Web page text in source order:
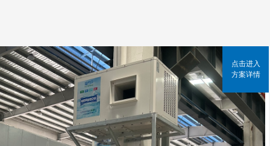
点击进入
方案详情